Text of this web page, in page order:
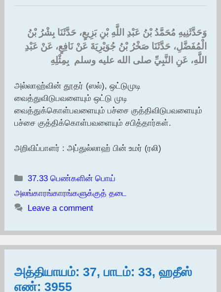
وَحَدَّثَنِيهِ مُحَمَّدُ بْنُ عَبْدِ اللَّهِ بْنِ بَزِيعٍ، حَدَّثَنَا بِشْرُ بْنُ
الْمُفَضَّلِ، حَدَّثَنَا صَخْرُ بْنُ جُوَيْرِيَةَ عَنْ نَافِعٍ، عَنْ عَبْدِ
اللَّهِ، عَنِ النَّبِيِّ صلى الله عليه وسلم ‏‏ بِمِثْلِهِ
அல்லாஹ்வின் தூதர் (ஸல்), ஒட்டுமுடி
வைத்துவிடுபவளையும் ஒட்டு முடி
வைத்துக்கொள்பவளையும் பச்சை குத்திவிடுபவளையும்
பச்சை குத்திக்கொள்பவளையும் சபித்தார்கள்.
அறிவிப்பாளர் : அப்துல்லாஹ் பின் உமர் (ரலி)
Categories
37.33 பெண்களின் பொய்
அலங்காரங்காரங்களுக்குத் தடை
Leave a comment
அத்தியாயம்: 37, பாடம்: 33, ஹதீஸ்
எண்: 3955